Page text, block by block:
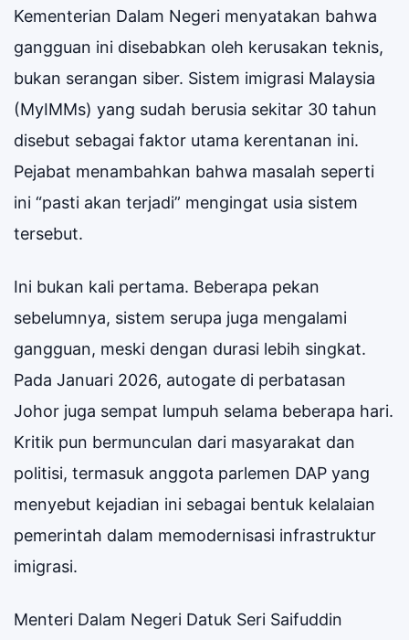
Kementerian Dalam Negeri menyatakan bahwa
gangguan ini disebabkan oleh kerusakan teknis,
bukan serangan siber. Sistem imigrasi Malaysia
(MyIMMs) yang sudah berusia sekitar 30 tahun
disebut sebagai faktor utama kerentanan ini.
Pejabat menambahkan bahwa masalah seperti
ini “pasti akan terjadi” mengingat usia sistem
tersebut.
Ini bukan kali pertama. Beberapa pekan
sebelumnya, sistem serupa juga mengalami
gangguan, meski dengan durasi lebih singkat.
Pada Januari 2026, autogate di perbatasan
Johor juga sempat lumpuh selama beberapa hari.
Kritik pun bermunculan dari masyarakat dan
politisi, termasuk anggota parlemen DAP yang
menyebut kejadian ini sebagai bentuk kelalaian
pemerintah dalam memodernisasi infrastruktur
imigrasi.
Menteri Dalam Negeri Datuk Seri Saifuddin